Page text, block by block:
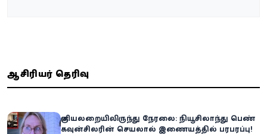
ஆசிரியர் தெரிவு
குளியலறையிலிருந்து நேரலை: நியூசிலாந்து பெண்
கவுன்சிலரின் செயலால் இணையத்தில் பரபரப்பு!